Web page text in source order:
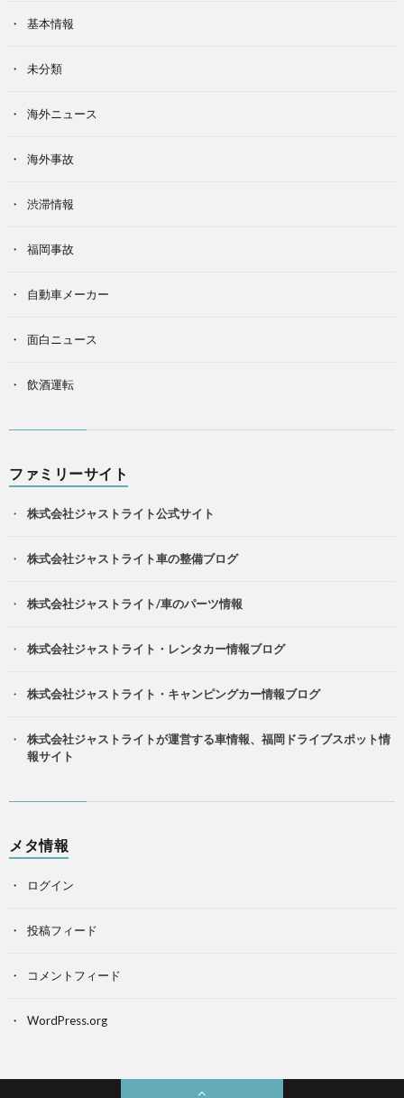
基本情報
未分類
海外ニュース
海外事故
渋滞情報
福岡事故
自動車メーカー
面白ニュース
飲酒運転
ファミリーサイト
株式会社ジャストライト公式サイト
株式会社ジャストライト車の整備ブログ
株式会社ジャストライト/車のパーツ情報
株式会社ジャストライト・レンタカー情報ブログ
株式会社ジャストライト・キャンピングカー情報ブログ
株式会社ジャストライトが運営する車情報、福岡ドライブスポット情
報サイト
メタ情報
ログイン
投稿フィード
コメントフィード
WordPress.org